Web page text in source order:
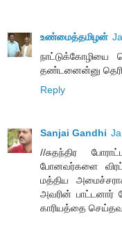
உண்மைத்தமிழன்
தண்டனைன்னு
Reply
Sanjai Gandhi
//சுதந்திர
போனவர்களை
மத்திய
அவரின் பாட்டனார்
காரியத்தை